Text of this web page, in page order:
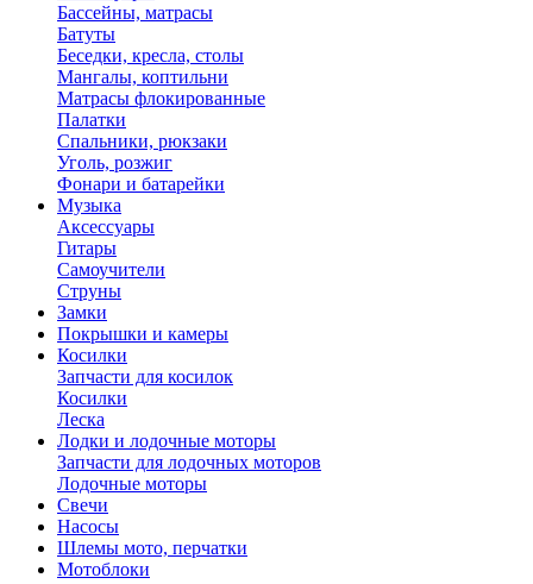
Бассейны, матрасы
Батуты
Беседки, кресла, столы
Мангалы, коптильни
Матрасы флокированные
Палатки
Спальники, рюкзаки
Уголь, розжиг
Фонари и батарейки
Музыка
Аксессуары
Гитары
Самоучители
Струны
Замки
Покрышки и камеры
Косилки
Запчасти для косилок
Косилки
Леска
Лодки и лодочные моторы
Запчасти для лодочных моторов
Лодочные моторы
Свечи
Насосы
Шлемы мото, перчатки
Мотоблоки